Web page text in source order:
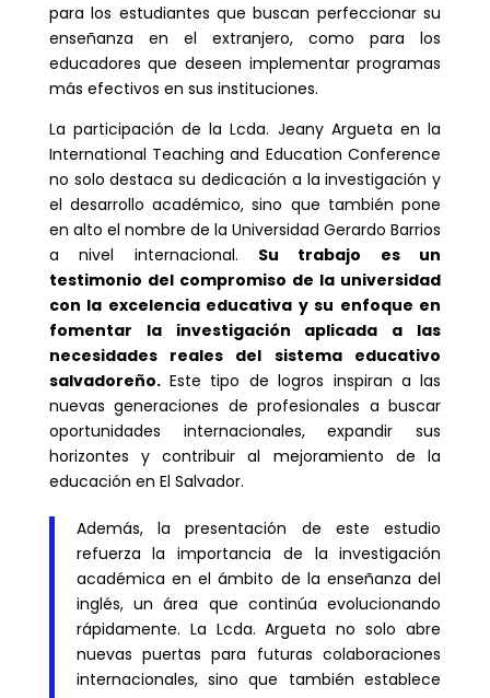
para los estudiantes que buscan perfeccionar su
enseñanza en el extranjero, como para los
educadores que deseen implementar programas
más efectivos en sus instituciones.
La participación de la Lcda. Jeany Argueta en la
International Teaching and Education Conference
no solo destaca su dedicación a la investigación y
el desarrollo académico, sino que también pone
en alto el nombre de la Universidad Gerardo Barrios
a nivel internacional. Su trabajo es un
testimonio del compromiso de la universidad
con la excelencia educativa y su enfoque en
fomentar la investigación aplicada a las
necesidades reales del sistema educativo
salvadoreño.Este tipo de logros inspiran a las
nuevas generaciones de profesionales a buscar
oportunidades internacionales, expandir sus
horizontes y contribuir al mejoramiento de la
educación en El Salvador.
Además, la presentación de este estudio
refuerza la importancia de la investigación
académica en el ámbito de la enseñanza del
inglés, un área que continúa evolucionando
rápidamente. La Lcda. Argueta no solo abre
nuevas puertas para futuras colaboraciones
internacionales, sino que también establece